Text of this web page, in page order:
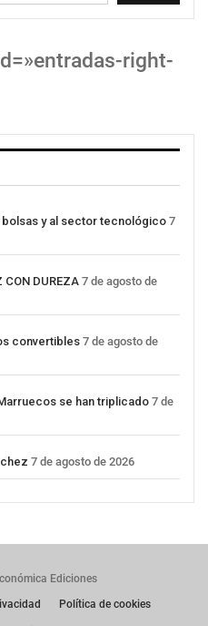
right-
bolsas y al sector tecnológico 7
CON DUREZA 7 de agosto de
convertibles 7 de agosto de
se han triplicado 7 de
7 de agosto de 2026
Ediciones
Política de cookies